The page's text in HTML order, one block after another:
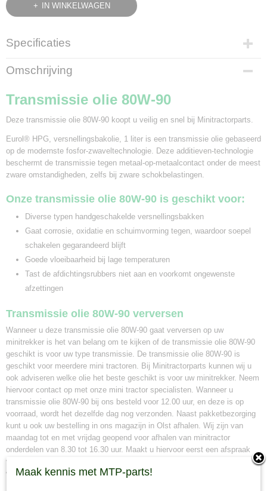
IN WINKELWAGEN
Specificaties
Bruto gewicht
1,00 Kg
Omschrijving
Transmissie olie 80W-90
Deze transmissie olie 80W-90 koopt u veilig en snel bij Minitractorparts.
Eurol® HPG, versnellingsbakolie, 1 liter is een transmissie olie gebaseerd
op de modernste fosfor-zwaveltechnologie. Deze additieven-technologie
beschermt de transmissie tegen metaal-op-metaalcontact onder de meest
zware omstandigheden, zelfs bij zware schokbelastingen.
Onze transmissie olie 80W-90 is geschikt voor:
Diverse typen handgeschakelde versnellingsbakken
Gaat corrosie, oxidatie en schuimvorming tegen, waardoor soepel
schakelen gegarandeerd blijft
Goede vloeibaarheid bij lage temperaturen
Tast de afdichtingsrubbers niet aan en voorkomt ongewenste
afzettingen
Transmissie olie 80W-90 verversen
Wanneer u deze transmissie olie 80W-90 gaat verversen op uw
minitrekker is het van belang om te kijken of de transmissie olie 80W-90
geschikt is voor uw type transmissie. De transmissie olie 80W-90 is
geschikt voor meerdere mini tractoren. Bij Minitractorparts kunnen wij u
ook adviseren welke olie het beste geschikt is voor uw minitrekker. Neem
hiervoor contact op met onze mini tractor specialisten. Wanneer u
transmissie olie 80W-90 bij ons besteld voor 12.00 uur, en deze is op
voorraad, wordt het dezelfde dag nog verzonden. Naast pakketbezorging
kunt u ook uw bestelling in ons magazijn in Olst afhalen. Wij zijn van
maandag tot en met vrijdag geopend voor afhalen van minitractor
onderdelen van 8.30 tot 16.30 uur. Maakt u hiervoor eerst een afspraak
via whatsapp 0630381824 of per e-mail info@minitractorpats.nl, dan zijn
wij u graag van dienst.
Maak kennis met MTP-parts!